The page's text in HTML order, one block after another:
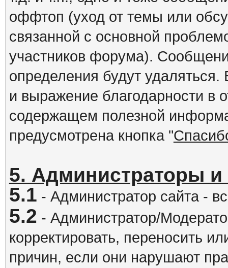
оффтоп (уход от темы или
связанной с основной
участников форума).
определения будут
и выражение благодарности в
содержащем полезной
предусмотрена кнопка "
5. Администраторы
5.1 - Администратор сайта -
5.2 - Администратор/
корректировать, переносить
причин, если они нарушают